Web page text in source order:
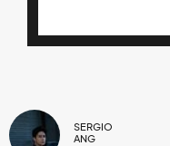
SERGIO
ANG